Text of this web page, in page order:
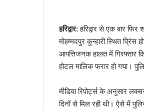
हरिद्वार:हरिद्वार से एक बार
मोहम्मदपुर कुन्हारी स्थित
आपत्तिजनक हालत में गिरफ्तार
होटल मालिक फरार हो गया।
मीडिया रिपोर्ट्स के अनुसार
दिनों से मिल रही थी। ऐसे में